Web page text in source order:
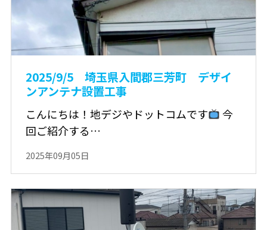
2025/9/5 埼玉県入間郡三芳町 デザイ
ンアンテナ設置工事
こんにちは！地デジやドットコムです
今
回ご紹介する…
2025年09月05日